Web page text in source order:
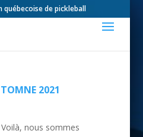
québecoise de pickleball
2021
nous sommes